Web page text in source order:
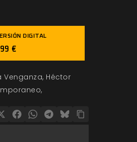
DIGITAL
€
Venganza Héctor